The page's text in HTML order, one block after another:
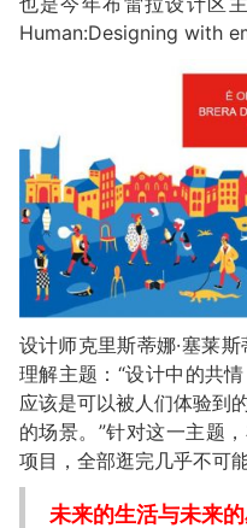
Human:Designing with
设计师克里斯蒂娜·塞莱
理解主题：“设计中的共
应该是可以被人们体验到
的场景。”针对这一主题
项目，全部逛完几乎不可
未来的生活与未来